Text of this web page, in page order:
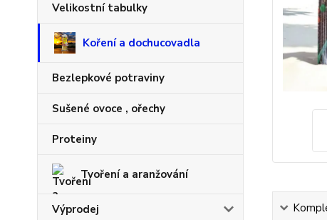
Velikostní tabulky
Koření a dochucovadla
Bezlepkové potraviny
Sušené ovoce , ořechy
Proteiny
Tvoření a aranžování
Výprodej